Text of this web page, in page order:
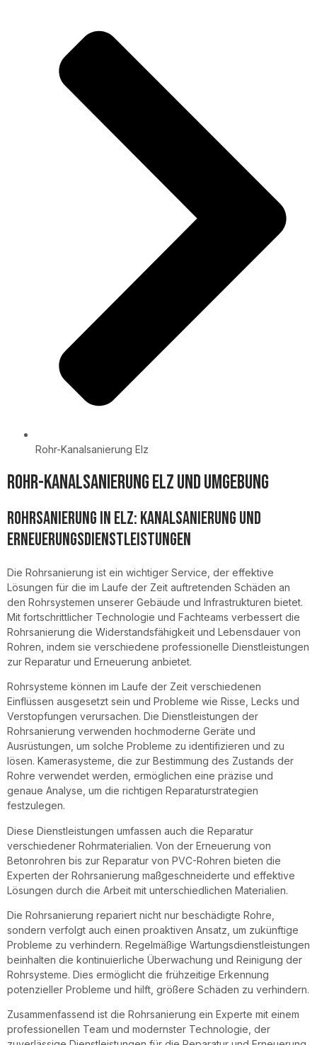
Rohr-Kanalsanierung Elz
Rohr-Kanalsanierung Elz und Umgebung
Rohrsanierung in Elz: Kanalsanierung und
Erneuerungsdienstleistungen
Die Rohrsanierung ist ein wichtiger Service, der effektive
Lösungen für die im Laufe der Zeit auftretenden Schäden an
den Rohrsystemen unserer Gebäude und Infrastrukturen bietet.
Mit fortschrittlicher Technologie und Fachteams verbessert die
Rohrsanierung die Widerstandsfähigkeit und Lebensdauer von
Rohren, indem sie verschiedene professionelle Dienstleistungen
zur Reparatur und Erneuerung anbietet.
Rohrsysteme können im Laufe der Zeit verschiedenen
Einflüssen ausgesetzt sein und Probleme wie Risse, Lecks und
Verstopfungen verursachen. Die Dienstleistungen der
Rohrsanierung verwenden hochmoderne Geräte und
Ausrüstungen, um solche Probleme zu identifizieren und zu
lösen. Kamerasysteme, die zur Bestimmung des Zustands der
Rohre verwendet werden, ermöglichen eine präzise und
genaue Analyse, um die richtigen Reparaturstrategien
festzulegen.
Diese Dienstleistungen umfassen auch die Reparatur
verschiedener Rohrmaterialien. Von der Erneuerung von
Betonrohren bis zur Reparatur von PVC-Rohren bieten die
Experten der Rohrsanierung maßgeschneiderte und effektive
Lösungen durch die Arbeit mit unterschiedlichen Materialien.
Die Rohrsanierung repariert nicht nur beschädigte Rohre,
sondern verfolgt auch einen proaktiven Ansatz, um zukünftige
Probleme zu verhindern. Regelmäßige Wartungsdienstleistungen
beinhalten die kontinuierliche Überwachung und Reinigung der
Rohrsysteme. Dies ermöglicht die frühzeitige Erkennung
potenzieller Probleme und hilft, größere Schäden zu verhindern.
Zusammenfassend ist die Rohrsanierung ein Experte mit einem
professionellen Team und modernster Technologie, der